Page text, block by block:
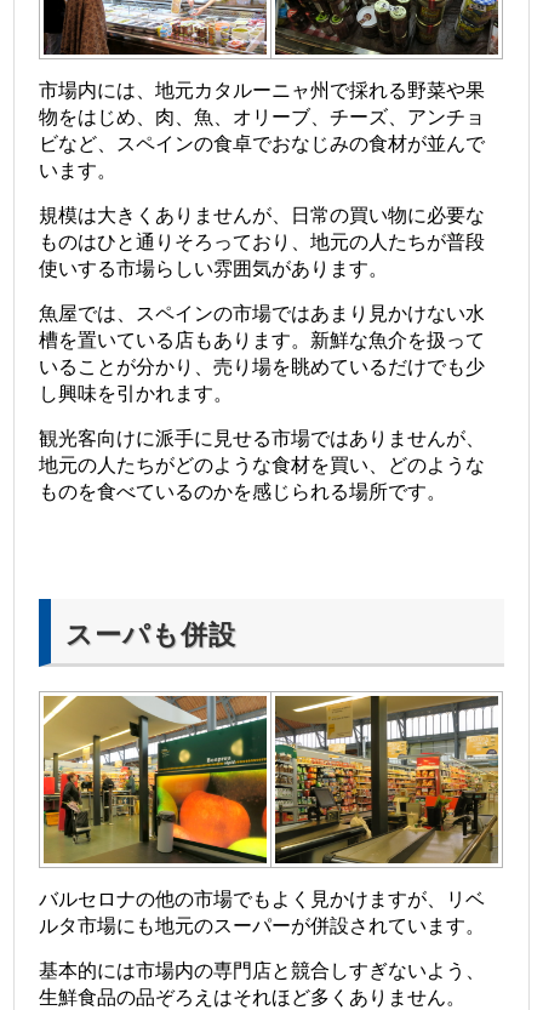
市場内には、地元カタルーニャ州で採れる野菜や果
物をはじめ、肉、魚、オリーブ、チーズ、アンチョ
ビなど、スペインの食卓でおなじみの食材が並んで
います。
規模は大きくありませんが、日常の買い物に必要な
ものはひと通りそろっており、地元の人たちが普段
使いする市場らしい雰囲気があります。
魚屋では、スペインの市場ではあまり見かけない水
槽を置いている店もあります。新鮮な魚介を扱って
いることが分かり、売り場を眺めているだけでも少
し興味を引かれます。
観光客向けに派手に見せる市場ではありませんが、
地元の人たちがどのような食材を買い、どのような
ものを食べているのかを感じられる場所です。
スーパも併設
バルセロナの他の市場でもよく見かけますが、リベ
ルタ市場にも地元のスーパーが併設されています。
基本的には市場内の専門店と競合しすぎないよう、
生鮮食品の品ぞろえはそれほど多くありません。